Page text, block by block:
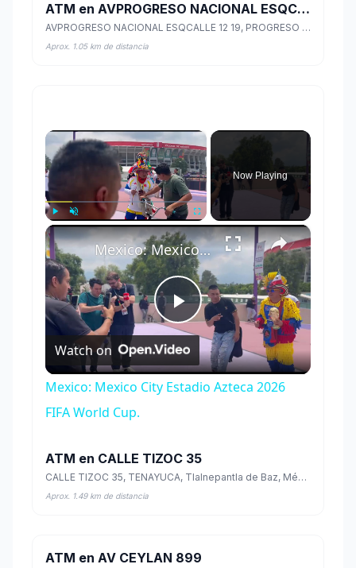
ATM en AVPROGRESO NACIONAL ESQCALLE 12 19
AVPROGRESO NACIONAL ESQCALLE 12 19, PROGRESO NACIONAL, Gustavo A. Madero, Ciudad de México
Aprox. 1.05 km de distancia
×
Play Unmute Fullscreen
Now Playing
×
Play
Video
Mexico: Mexico City Estadio Azteca 2026 FIFA World Cup.
Watch on
Mexico: Mexico City Estadio Azteca 2026
FIFA World Cup.
ATM en CALLE TIZOC 35
CALLE TIZOC 35, TENAYUCA, Tlalnepantla de Baz, México
Aprox. 1.49 km de distancia
ATM en AV CEYLAN 899